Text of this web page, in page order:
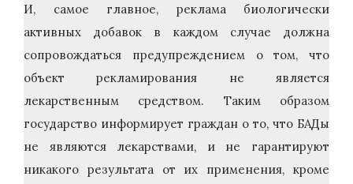
И, самое главное, реклама биологически
активных добавок в каждом случае должна
сопровождаться предупреждением о том, что
объект рекламирования не является
лекарственным средством. Таким образом
государство информирует граждан о то, что БАДы
не являются лекарствами, и не гарантируют
никакого результата от их применения, кроме